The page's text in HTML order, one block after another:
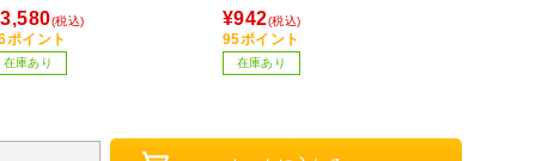
(税込)
ポイント
在庫あり
メンテナンス ファイバー
グローブ コーティング施
行車向け
¥942(税込)
95ポイント
在庫あり